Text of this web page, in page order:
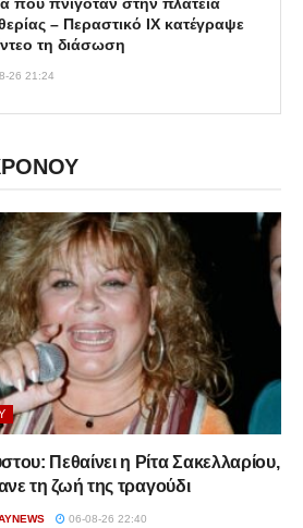
– Περαστικό ΙΧ κατέγραψε
τη διάσωση
26 21:24
Πεθαίνει η Ρίτα Σακελλαρίου,
τη ζωή της τραγούδι
06-08-26 22:40